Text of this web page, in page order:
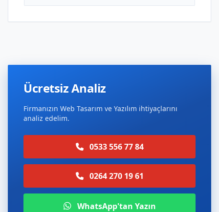
Ücretsiz Analiz
Firmanızın Web Tasarım ve Yazılım ihtiyaçlarını
analiz edelim.
0533 556 77 84
0264 270 19 61
WhatsApp'tan Yazın